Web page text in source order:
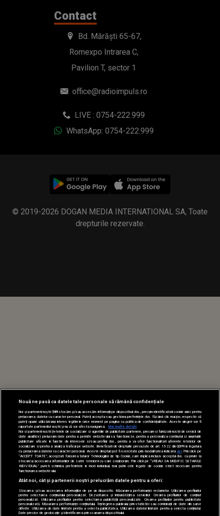
Contact
Bd. Mărăști 65-67,
Romexpo Intrarea C,
Pavilion T, sector 1
office@radioimpuls.ro
LIVE : 0754-222.999
WhatsApp: 0754-222.999
© 2019-2026 DOGAN MEDIA INTERNATIONAL SA, Toate
drepturile rezervate.
Nouă ne pasă ca datele tale personale să rămână confidențiale
Noi și partenerii noștri589stocăm și/sau accesăm informații pe dispozitivul dvs., precum identificatorii cookie unici pentru
prelucrarea datelor cu caracter personal. Puteți accepta sau gestiona preferințele dvs. făcând clic mai jos, respectiv vă
puteți opune utilizării unui interes legitim în orice moment pe pagina cu politica de confidențialitate. Aceste alegeri vor fi
raportate partenerilor noștri și nu vă vor afecta navigarea.
Mai multe detalii
Noi si partenerii nostri (retelele de socializare si agentiile de publicitate partenere, precum si furnizorii nostri de servicii de
date analitice) prelucram date pentru a permite website-ului sa functioneze, pentru a personaliza continutul si anunturile
publicitare afisate in functie de interesele si/sau profilul dvs., pentru a va oferi functionalitati aferente retelelor de
socializare si pentru a analiza traficul pe website. Beneficiati de drepturile prevazute de art. 15-22 din GDPR in legatura
cu prelucrarea datelor cu caracter personal. Aceste drepturi pot fi exercitate prin modalitatea indicataaici . Prin click pe
“ACCEPT TOATE”, acceptati folosirea tuturor Tehnologiilor de tip Cookie, care implica inclusiv acceptul dvs. cu privire la
stocarea/accesarea informatiilor de catre Vendor-ii cu care colaboram. Prin click pe “VREAU SA MODIFIC SETARILE
INDIVIDUAL” puteti schimba preferintele in mod individual, mai putin cele legate de cookie strict necesare pentru
functionarea website-ului.
Atât noi, cât și partenerii noștri prelucrăm datele pentru a oferi:
Stocarea și/sau accesarea informațiilor de pe un dispozitiv. Măsurarea performanței reclamelor. Utilizarea profilurilor
pentru selectarea conținutului personalizat. Dezvoltarea și îmbunătățirea serviciilor. Crearea profilurilor de conținut
personalizat. Utilizarea profilurilor pentru selectarea publicității personalizate. Crearea profilurilor pentru publicitate
personalizată. Măsurarea performanței conținutului. Înțelegerea publicului prin statistici sau combinații de date din surse
diferite. Utilizarea de date limitate pentru a selecta publicitatea. Utilizarea datelor limitate pentru a selecta conținutul.
Date precise de geolocație și identificarea prin scanarea dispozitivului.